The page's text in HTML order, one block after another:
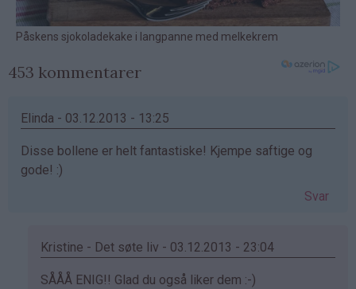
453 kommentarer
Elinda - 03.12.2013 - 13:25
Disse bollene er helt fantastiske! Kjempe saftige og
gode! :)
Svar
Kristine - Det søte liv - 03.12.2013 - 23:04
Som
SÅÅÅ ENIG!! Glad du også liker dem :-)